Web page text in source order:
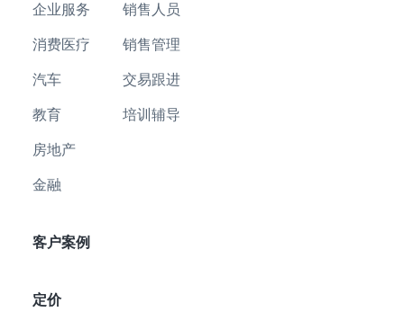
企业服务
消费医疗
汽车
教育
房地产
金融
销售人员
销售管理
交易跟进
培训辅导
客户案例
定价